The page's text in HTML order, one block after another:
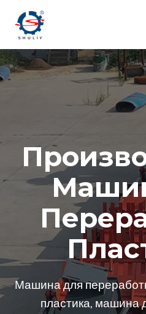
Перейти
Машина для
пластика, машина